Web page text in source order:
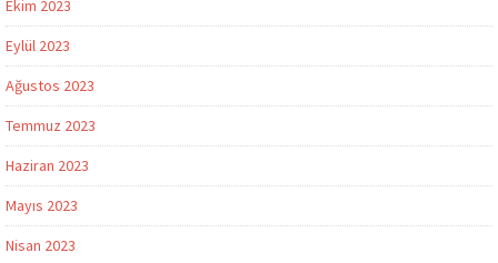
Ekim 2023
Eylül 2023
Ağustos 2023
Temmuz 2023
Haziran 2023
Mayıs 2023
Nisan 2023